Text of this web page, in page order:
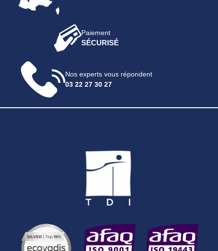
Paiement
SÉCURISÉ
Nos experts vous répondent
03 22 27 30 27